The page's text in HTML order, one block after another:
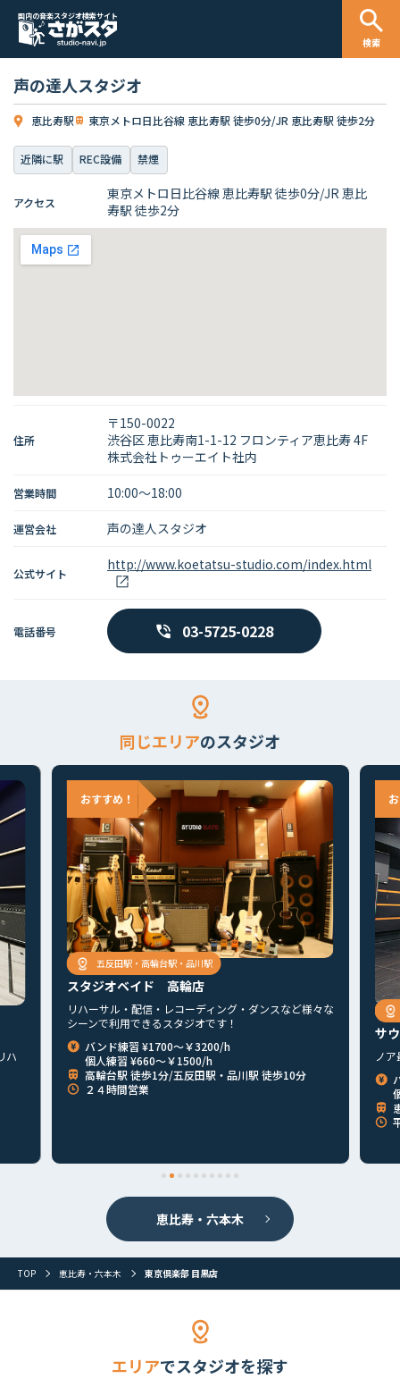
国内の音楽スタジオ検索サイト
検索
麻布・三田・田町 新宿・四谷・高田馬場
声の達人スタジオ
恵比寿駅 東京メトロ日比谷線 恵比寿駅 徒歩0分/JR 恵比寿駅 徒歩2分
近隣に駅 REC設備 禁煙
アクセス
東京メトロ日比谷線 恵比寿駅 徒歩0分/JR 恵比
寿駅 徒歩2分
住所
〒150-0022
渋谷区 恵比寿南1-1-12 フロンティア恵比寿 4F
株式会社トゥーエイト社内
営業時間 10:00～18:00
運営会社 声の達人スタジオ
公式サイト http://www.koetatsu-studio.com/index.html
電話番号 03-5725-0228
同じエリアのスタジオ
ハ
五反田駅・高輪台駅・品川駅
スタジオベイド 高輪店
リハーサル・配信・レコーディング・ダンスなど様々な
シーンで利用できるスタジオです！
バンド練習 ¥1700～￥3200/h
個人練習 ¥660～￥1500/h
高輪台駅 徒歩1分/五反田駅・品川駅 徒歩10分
２４時間営業
サ
ノ
恵比寿・六本木
TOP 恵比寿・六本木 東京倶楽部 目黒店
エリアでスタジオを探す